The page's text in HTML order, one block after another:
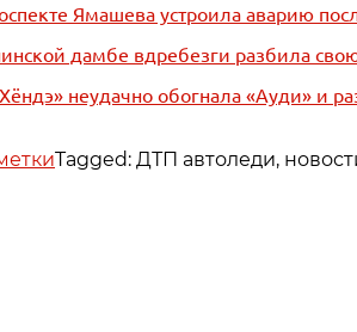
Ямашева устроила аварию
дамбе вдребезги разбила
неудачно обогнала «Ауди» и
Tagged: ДТП автоледи,